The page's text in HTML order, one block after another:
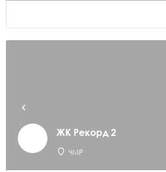
ЖК Рекорд 2
ЧМР